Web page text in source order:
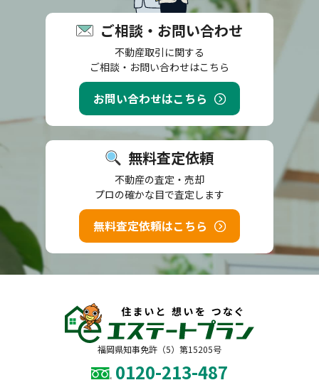
ご相談・お問い合わせ
不動産取引に関する
ご相談・お問い合わせはこちら
お問い合わせはこちら
無料査定依頼
不動産の査定・売却
プロの確かな目で査定します
無料査定依頼はこちら
福岡県知事免許（5）第15205号
0120-213-487